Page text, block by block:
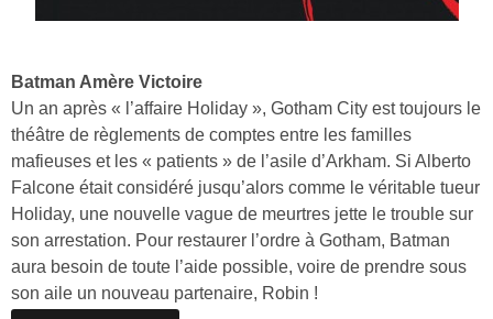
Batman Amère Victoire
Un an après « l’affaire Holiday », Gotham City est toujours le
théâtre de règlements de comptes entre les familles
mafieuses et les « patients » de l’asile d’Arkham. Si Alberto
Falcone était considéré jusqu’alors comme le véritable tueur
Holiday, une nouvelle vague de meurtres jette le trouble sur
son arrestation. Pour restaurer l’ordre à Gotham, Batman
aura besoin de toute l’aide possible, voire de prendre sous
son aile un nouveau partenaire, Robin !